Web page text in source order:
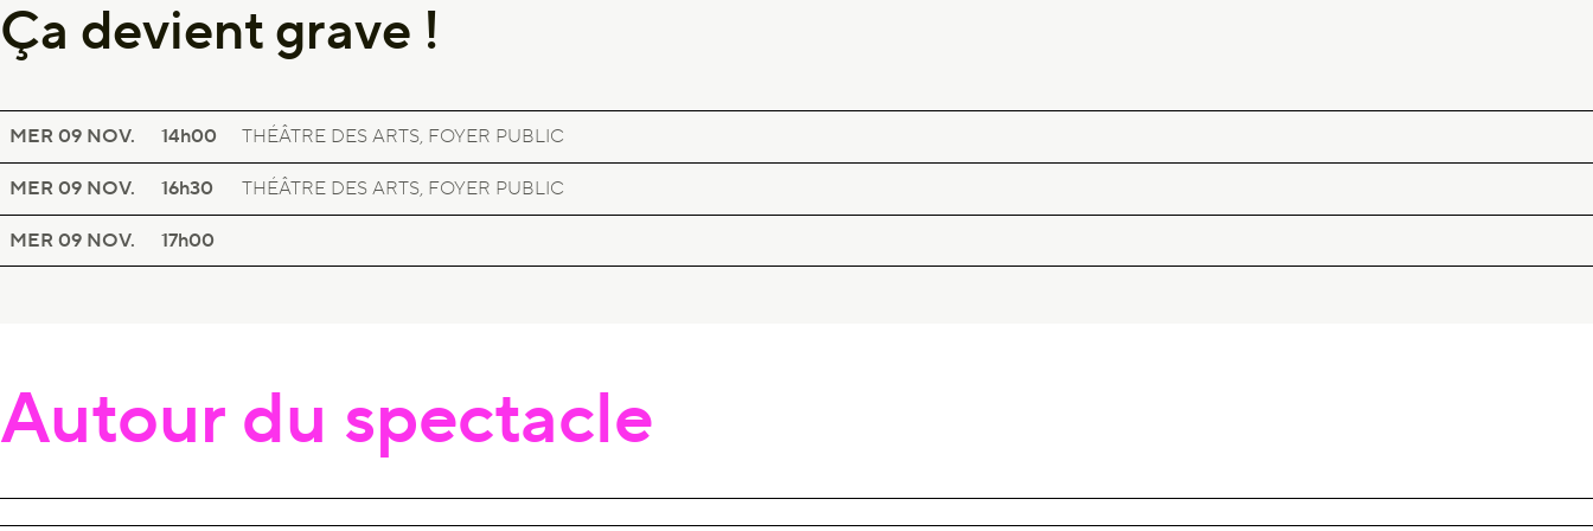
Ça devient grave !
MER 09 NOV. 14h00
ÇA DEVIENT GRAVE !
EN FAMILLE THÉÂTRE DES ARTS, FOYER PUBLIC
MER 09 NOV. 16h30
ÇA DEVIENT GRAVE !
EN FAMILLE THÉÂTRE DES ARTS, FOYER PUBLIC
MER 09 NOV. 17h00
ÇA DEVIENT GRAVE !
EN FAMILLE
Autour du spectacle
EN FAMILLE